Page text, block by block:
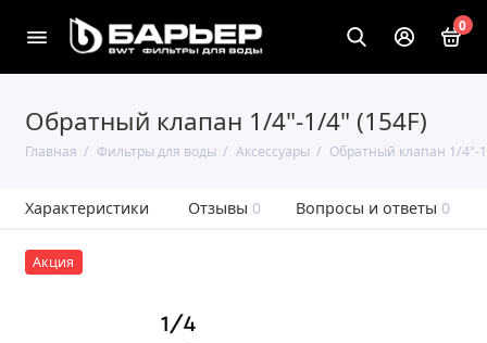
0
Обратный клапан 1/4"-1/4" (154F)
Главная Фильтры для воды Аксессуары Обратный клапан 1/4"-
Характеристики Отзывы 0 Вопросы и ответы 0
Акция